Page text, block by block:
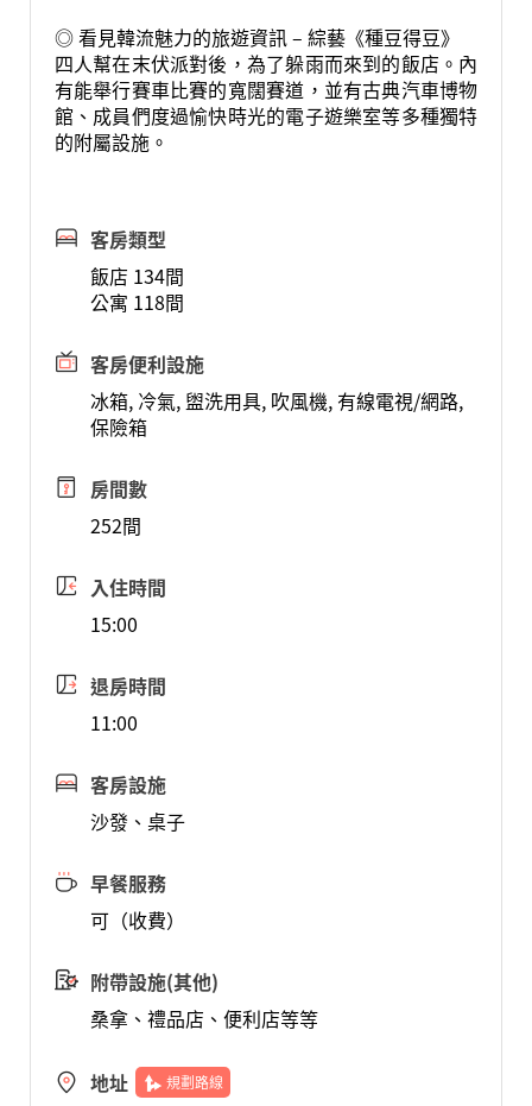
◎ 看見韓流魅力的旅遊資訊 – 綜藝《種豆得豆》
四人幫在末伏派對後，為了躲雨而來到的飯店。內
有能舉行賽車比賽的寬闊賽道，並有古典汽車博物
館、成員們度過愉快時光的電子遊樂室等多種獨特
的附屬設施。
客房類型
飯店 134間
公寓 118間
客房便利設施
冰箱, 冷氣, 盥洗用具, 吹風機, 有線電視/網路,
保險箱
房間數
252間
入住時間
15:00
退房時間
11:00
客房設施
沙發、桌子
早餐服務
可（收費）
附帶設施(其他)
桑拿、禮品店、便利店等等
地址 規劃路線